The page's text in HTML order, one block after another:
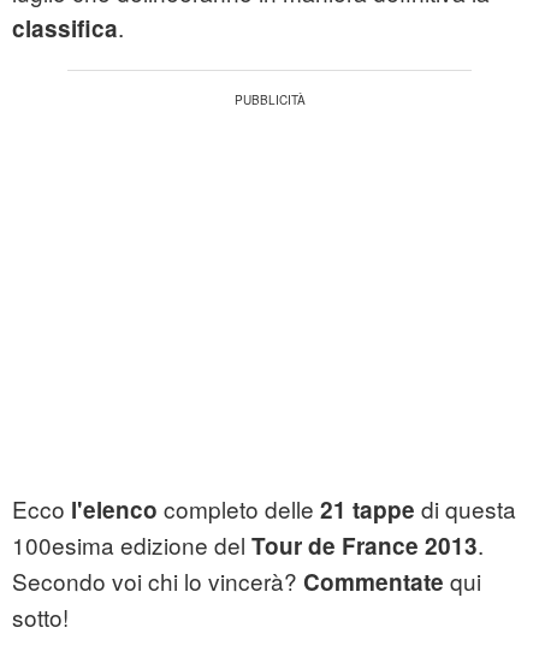
classifica.
Ecco l'elenco completo delle 21 tappe di questa
100esima edizione del Tour de France 2013.
Secondo voi chi lo vincerà? Commentate qui
sotto!